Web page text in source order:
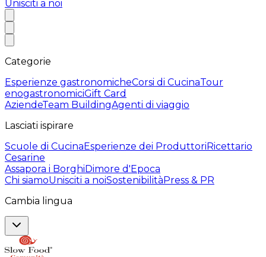
Unisciti a noi
Categorie
Esperienze gastronomicheCorsi di CucinaTour
enogastronomiciGift Card
AziendeTeam BuildingAgenti di viaggio
Lasciati ispirare
Scuole di CucinaEsperienze dei ProduttoriRicettario
Cesarine
Assapora i BorghiDimore d'Epoca
Chi siamoUnisciti a noiSostenibilitàPress & PR
Cambia lingua